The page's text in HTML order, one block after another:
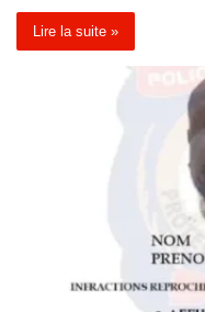
Lire la suite »